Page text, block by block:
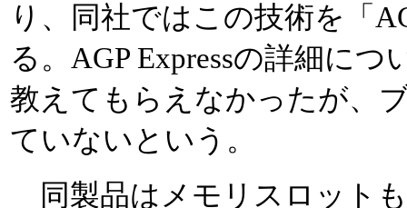
り、同社ではこの技術を「
る。AGP Expressの詳細に
教えてもらえなかったが、
ていないという。
同製品はメモリスロット